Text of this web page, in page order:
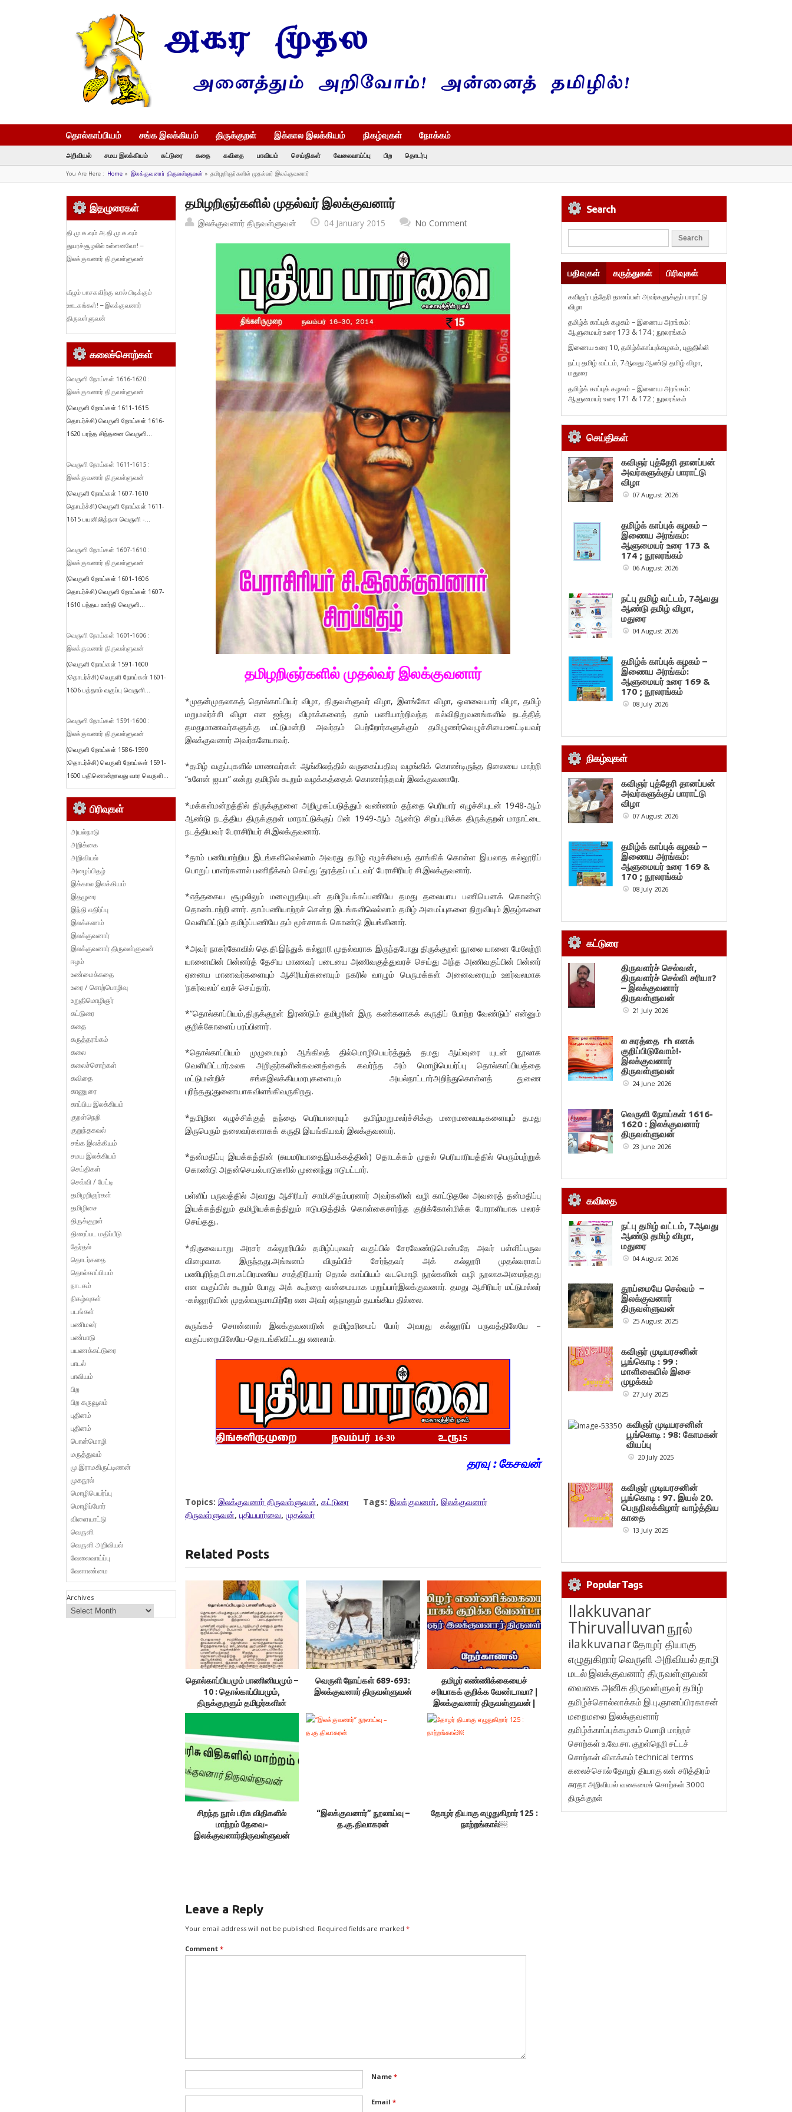
தொல்காப்பியம் சங்க இலக்கியம் திருக்குறள் இக்கால இலக்கியம் நிகழ்வுகள் நோக்கம்
அறிவியல் சமய இலக்கியம் கட்டுரை கதை கவிதை பாவியம் செய்திகள் வேலைவாய்ப்பு பிற தொடர்பு
You Are Here : Home» இலக்குவனார் திருவள்ளுவன்» தமிழறிஞர்களில் முதல்வர் இலக்குவனார்
தமிழறிஞர்களில் முதல்வர் இலக்குவனார்
இலக்குவனார் திருவள்ளுவன் 04 January 2015 No Comment
தமிழறிஞர்களில் முதல்வர் இலக்குவனார்
*முதன்முதலாகத் தொல்காப்பியர் விழா, திருவள்ளுவர் விழா, இளங்கோ விழா, ஔவையார் விழா, தமிழ்
மறுமலர்ச்சி விழா என ஐந்து விழாக்களைத் தாம் பணியாற்றிவந்த கல்விநிறுவனங்களில் நடத்தித்
தமதுமாணவர்களுக்கு மட்டுமன்றி அவர்தம் பெற்றோர்களுக்கும் தமிழுணர்வெழுச்சியைஊட்டியவர்
இலக்குவனார் அவர்களேயாவர்.
*தமிழ் வகுப்புகளில் மாணவர்கள் ஆங்கிலத்தில் வருகைப்பதிவு வழங்கிக் கொண்டிருந்த நிலையை மாற்றி
“உளேன் ஐயா” என்று தமிழில் கூறும் வழக்கத்தைக் கொணர்ந்தவர் இலக்குவனாரே.
*மக்கள்மன்றத்தில் திருக்குறளை அறிமுகப்படுத்தும் வண்ணம் தந்தை பெரியார் எழுச்சியுடன் 1948-ஆம்
ஆண்டு நடத்திய திருக்குறள் மாநாட்டுக்குப் பின் 1949-ஆம் ஆண்டு சிறப்புமிக்க திருக்குறள் மாநாட்டை
நடத்தியவர் பேராசிரியர் சி.இலக்குவனார்.
*தாம் பணியாற்றிய இடங்களிலெல்லாம் அவரது தமிழ் எழுச்சியைத் தாங்கிக் கொள்ள இயலாத கல்லூரிப்
பொறுப் பாளர்களால் பணிநீக்கம் செய்து ‘துரத்தப் பட்டவர்’ பேராசிரியர் சி.இலக்குவனார்.
*எத்தகைய சூழலிலும் மனவுறுதியுடன் தமிழியக்கப்பணியே தமது தலையாய பணியெனக் கொண்டு
தொண்டாற்றி னார். தாம்பணியாற்றச் சென்ற இடங்களிலெல்லாம் தமிழ் அமைப்புகளை நிறுவியும் இதழ்களை
வெளியிட்டும் தமிழ்ப்பணியே தம் மூச்சாகக் கொண்டு இயங்கினார்.
*அவர் நாகர்கோவில் தெ.தி.இந்துக் கல்லூரி முதல்வராக இருந்தபோது திருக்குறள் நூலை யானை மேலேற்றி
யானையின் பின்னர்த் தேசிய மாணவர் படையை அணிவகுத்துவரச் செய்து அந்த அணிவகுப்பின் பின்னர்
ஏனைய மாணவர்களையும் ஆசிரியர்களையும் நகரில் வாழும் பெருமக்கள் அனைவரையும் ஊர்வலமாக
‘நகர்வலம்’ வரச் செய்தார்.
*“தொல்காப்பியம்,திருக்குறள் இரண்டும் தமிழரின் இரு கண்களாகக் கருதிப் போற்ற வேண்டும்’ என்னும்
குறிக்கோளைப் பரப்பினார்.
*தொல்காப்பியம் முழுமையும் ஆங்கிலத் தில்மொழிபெயர்த்துத் தமது ஆய்வுரை யுடன் நூலாக
வெளியிட்டார்.உலக அறிஞர்களின்கவனத்தைக் கவர்ந்த அம் மொழிபெயர்ப்பு தொல்காப்பியத்தை
மட்டுமன்றிச் சங்கஇலக்கியமரபுகளையும் அயல்நாட்டார்அறிந்துகொள்ளத் துணை
புரிந்தது;துணையாகவிளங்கிவருகிறது.
*தமிழின எழுச்சிக்குத் தந்தை பெரியாரையும் தமிழ்மறுமலர்ச்சிக்கு மறைமலையடிகளையும் தமது
இருபெரும் தலைவர்களாகக் கருதி இயங்கியவர் இலக்குவனார்.
*தன்மதிப்பு இயக்கத்தின் (சுயமரியாதைஇயக்கத்தின்) தொடக்கம் முதல் பெரியாரியத்தில் பெரும்பற்றுக்
கொண்டு அதன்செயல்பாடுகளில் முனைந்து ஈடுபட்டார்.
பள்ளிப் பருவத்தில் அவரது ஆசிரியர் சாமி.சிதம்பரனார் அவர்களின் வழி காட்டுதலே அவரைத் தன்மதிப்பு
இயக்கத்திலும் தமிழியக்கத்திலும் ஈடுபடுத்திக் கொள்கைசார்ந்த குறிக்கோள்மிக்க போராளியாக மலரச்
செய்தது..
*திருவையாறு அரசர் கல்லூரியில் தமிழ்ப்புலவர் வகுப்பில் சேரவேண்டுமென்பதே அவர் பள்ளிப்பருவ
விழைவாக இருந்தது.அங்ஙனம் விரும்பிச் சேர்ந்தவர் அக் கல்லூரி முதல்வராகப்
பணிபுரிந்தபி.சா.சுப்பிரமணிய சாத்திரியார் தொல் காப்பியம் வடமொழி நூல்களின் வழி நூலாகஅமைந்தது
என வகுப்பில் கூறும் போது அக் கூற்றை வன்மையாக மறுப்பார்இலக்குவனார். தமது ஆசிரியர் மட்டுமல்லர்
-கல்லூரியின் முதல்வருமாயிற்றே என அவர் எந்நாளும் தயங்கிய தில்லை.
சுருங்கச் சொன்னால் இலக்குவனாரின் தமிழ்உரிமைப் போர் அவரது கல்லூரிப் பருவத்திலேயே –
வகுப்பறையிலேயே-தொடங்கிவிட்டது எனலாம்.
தரவு : கேசவன்
Topics: இலக்குவனார் திருவள்ளுவன், கட்டுரை Tags: இலக்குவனார், இலக்குவனார்
திருவள்ளுவன், புதியபார்வை, முதல்வர்
Related Posts
தொல்காப்பியமும் பாணினியமும் –
10 : தொல்காப்பியமும்,
திருக்குறளும் தமிழர்களின்
இரண்டு கண்களாகும். –
வெருளி நோய்கள் 689-693:
இலக்குவனார் திருவள்ளுவன்
தமிழர் எண்ணிக்கையைச்
சரியாகக் குறிக்க வேண்டாவா? |
இலக்குவனார் திருவள்ளுவன் |
சிறந்த நூல் பரிசு விதிகளில்
மாற்றம் தேவை-
இலக்குவனார்திருவள்ளுவன்
“இலக்குவனார்” நூலாய்வு –
த.கு.திவாகரன்
தோழர் தியாகு எழுதுகிறார் 125 :
நாற்றங்கால்￼
Leave a Reply
Your email address will not be published. Required fields are marked *
Comment *
Name *
Email *
இதழுரைகள்
தி.மு.க.வும் அ.தி.மு.க.வும்
துயரச்சூழலில் உள்ளனவோ! –
இலக்குவனார் திருவள்ளுவன்
வீழும் பாசகவிற்கு வால் பிடிக்கும்
ஊடகங்கள்! – இலக்குவனார்
திருவள்ளுவன்
கலைச்சொற்கள்
வெருளி நோய்கள் 1616-1620 :
இலக்குவனார் திருவள்ளுவன்
(வெருளி நோய்கள் 1611-1615
தொடர்ச்சி) வெருளி நோய்கள் 1616-
1620 பரந்த சிந்தனை வெருளி...
வெருளி நோய்கள் 1611-1615 :
இலக்குவனார் திருவள்ளுவன்
(வெருளி நோய்கள் 1607-1610
தொடர்ச்சி) வெருளி நோய்கள் 1611-
1615 பயனிலித்தள வெருளி -...
வெருளி நோய்கள் 1607-1610 :
இலக்குவனார் திருவள்ளுவன்
(வெருளி நோய்கள் 1601-1606
தொடர்ச்சி) வெருளி நோய்கள் 1607-
1610 பந்தய ஊர்தி வெருளி...
வெருளி நோய்கள் 1601-1606 :
இலக்குவனார் திருவள்ளுவன்
(வெருளி நோய்கள் 1591-1600
:தொடர்ச்சி) வெருளி நோய்கள் 1601-
1606 பத்தாம் வகுப்பு வெருளி...
வெருளி நோய்கள் 1591-1600 :
இலக்குவனார் திருவள்ளுவன்
(வெருளி நோய்கள் 1586-1590
:தொடர்ச்சி) வெருளி நோய்கள் 1591-
1600 பதினொன்றாவது வார வெருளி...
பிரிவுகள்
அயல்நாடு
அறிக்கை
அறிவியல்
அழைப்பிதழ்
இக்கால இலக்கியம்
இதழுரை
இந்தி எதிர்ப்பு
இலக்கணம்
இலக்குவனார்
இலக்குவனார் திருவள்ளுவன்
ஈழம்
உண்மைக்கதை
உரை / சொற்பொழிவு
உறுதிமொழிஞர்
கட்டுரை
கதை
கருத்தரங்கம்
கலை
கலைச்சொற்கள்
கவிதை
காணுரை
காப்பிய இலக்கியம்
குறள்நெறி
குறுந்தகவல்
சங்க இலக்கியம்
சமய இலக்கியம்
செய்திகள்
செவ்வி / பேட்டி
தமிழறிஞர்கள்
தமிழிசை
திருக்குறள்
திரைப்பட மதிப்பீடு
தேர்தல்
தொடர்கதை
தொல்காப்பியம்
நாடகம்
நிகழ்வுகள்
படங்கள்
பணிமலர்
பண்பாடு
பயணக்கட்டுரை
பாடல்
பாவியம்
பிற
பிற கருவூலம்
புதினம்
புதினம்
பொன்மொழி
மருத்துவம்
மு.இராமகிருட்டிணன்
முகநூல்
மொழிபெயர்ப்பு
மொழிப்போர்
விளையாட்டு
வெருளி
வெருளி அறிவியல்
வேலைவாய்ப்பு
வேளாண்மை
Archives
Search
பதிவுகள் கருத்துகள் பிரிவுகள்
கவிஞர் புத்தேரி தானப்பன் அவர்களுக்குப் பாராட்டு
விழா
தமிழ்க் காப்புக் கழகம் – இணைய அரங்கம்:
ஆளுமையர் உரை 173 & 174 ; நூலரங்கம்
இணைய உரை 10, தமிழ்க்காப்புக்கழகம், புதுதில்லி
நட்பு தமிழ் வட்டம், 7ஆவது ஆண்டு தமிழ் விழா,
மதுரை
தமிழ்க் காப்புக் கழகம் – இணைய அரங்கம்:
ஆளுமையர் உரை 171 & 172 ; நூலரங்கம்
செய்திகள்
கவிஞர் புத்தேரி தானப்பன்
அவர்களுக்குப் பாராட்டு
விழா
07 August 2026
தமிழ்க் காப்புக் கழகம் –
இணைய அரங்கம்:
ஆளுமையர் உரை 173 &
174 ; நூலரங்கம்
06 August 2026
நட்பு தமிழ் வட்டம், 7ஆவது
ஆண்டு தமிழ் விழா,
மதுரை
04 August 2026
தமிழ்க் காப்புக் கழகம் –
இணைய அரங்கம்:
ஆளுமையர் உரை 169 &
170 ; நூலரங்கம்
08 July 2026
நிகழ்வுகள்
கவிஞர் புத்தேரி தானப்பன்
அவர்களுக்குப் பாராட்டு
விழா
07 August 2026
தமிழ்க் காப்புக் கழகம் –
இணைய அரங்கம்:
ஆளுமையர் உரை 169 &
170 ; நூலரங்கம்
08 July 2026
கட்டுரை
திருவளர்ச் செல்வன்,
திருவளர்ச் செல்வி சரியா?
– இலக்குவனார்
திருவள்ளுவன்
21 July 2026
ல கரத்தை rh எனக்
குறிப்பிடுவோம்!-
இலக்குவனார்
திருவள்ளுவன்
24 June 2026
வெருளி நோய்கள் 1616-
1620 : இலக்குவனார்
திருவள்ளுவன்
23 June 2026
கவிதை
நட்பு தமிழ் வட்டம், 7ஆவது
ஆண்டு தமிழ் விழா,
மதுரை
04 August 2026
தூய்மையே செல்வம் –
இலக்குவனார்
திருவள்ளுவன்
25 August 2025
கவிஞர் முடியரசனின்
பூங்கொடி : 99 :
மாளிகையில் இசை
முழக்கம்
27 July 2025
கவிஞர் முடியரசனின்
பூங்கொடி : 98: கோமகன்
வியப்பு
20 July 2025
கவிஞர் முடியரசனின்
பூங்கொடி : 97. இயல் 20.
பெருநிலக்கிழார் வாழ்த்திய
காதை
13 July 2025
Popular Tags
Ilakkuvanar
Thiruvalluvanநூல்
ilakkuvanarதோழர் தியாகு
எழுதுகிறார்வெருளி அறிவியல்தாழி
மடல்இலக்குவனார் திருவள்ளுவன்
வைகை அனிசுதிருவள்ளுவர்தமிழ்
தமிழ்ச்சொல்லாக்கம் இ.பு.ஞானப்பிரகாசன்
மறைமலை இலக்குவனார்
தமிழ்க்காப்புக்கழகம் மொழி மாற்றச்
சொற்கள்உ.வே.சா. குறள்நெறி சட்டச்
சொற்கள் விளக்கம்technical terms
கலைச்சொல்தோழர் தியாகுஎன் சரித்திரம்
சுரதாஅறிவியல் வகைமைச் சொற்கள் 3000
திருக்குறள்